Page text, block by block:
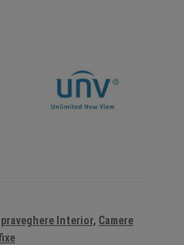
Interior, Camere